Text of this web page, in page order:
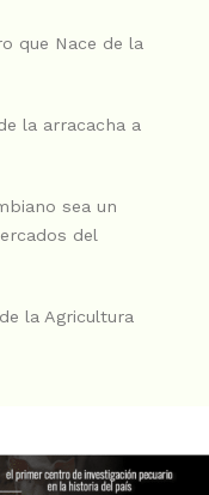
que Nace de la
la arracacha a
sea un
del
la Agricultura